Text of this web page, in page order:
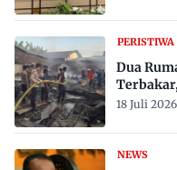
PERISTIWA
Dua
18 Juli
NEWS